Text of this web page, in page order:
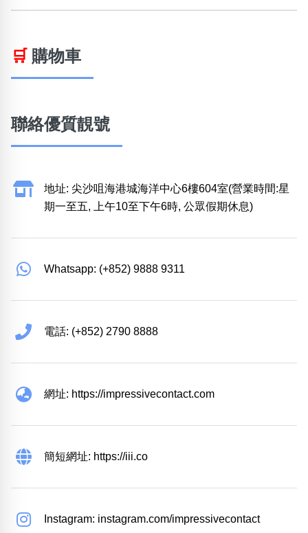
🛒 購物車
聯絡優質靚號
地址: 尖沙咀海港城海洋中心6樓604室(營業時間:星
期一至五, 上午10至下午6時, 公眾假期休息)
Whatsapp: (+852) 9888 9311
電話: (+852) 2790 8888
網址: https://impressivecontact.com
簡短網址: https://iii.co
Instagram: instagram.com/impressivecontact